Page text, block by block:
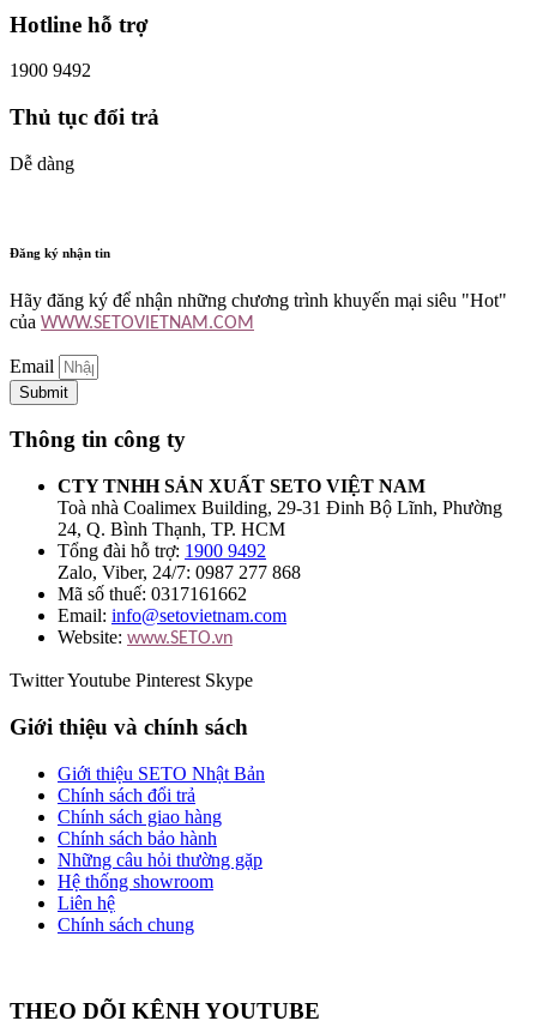
Hotline hỗ trợ
1900 9492
Thủ tục đổi trả
Dễ dàng
Đăng ký nhận tin
Hãy đăng ký để nhận những chương trình khuyến mại siêu "Hot"
của WWW.SETOVIETNAM.COM
Email
Submit
Thông tin công ty
CTY TNHH SẢN XUẤT SETO VIỆT NAM
Toà nhà Coalimex Building, 29-31 Đinh Bộ Lĩnh, Phường
24, Q. Bình Thạnh, TP. HCM
Tổng đài hỗ trợ: 1900 9492
Zalo, Viber, 24/7: 0987 277 868
Mã số thuế: 0317161662
Email: info@setovietnam.com
Website: www.SETO.vn
TwitterYoutube Pinterest Skype
Giới thiệu và chính sách
Giới thiệu SETO Nhật Bản
Chính sách đổi trả
Chính sách giao hàng
Chính sách bảo hành
Những câu hỏi thường gặp
Hệ thống showroom
Liên hệ
Chính sách chung
THEO DÕI KÊNH YOUTUBE